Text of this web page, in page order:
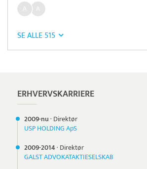
SE ALLE 515
ERHVERVSKARRIERE
2009-nu· Direktør
USP HOLDING ApS
2009-2014· Direktør
GALST ADVOKATAKTIESELSKAB